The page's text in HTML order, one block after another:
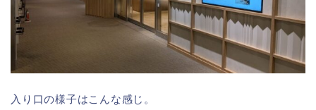
入り口の様子はこんな感じ。